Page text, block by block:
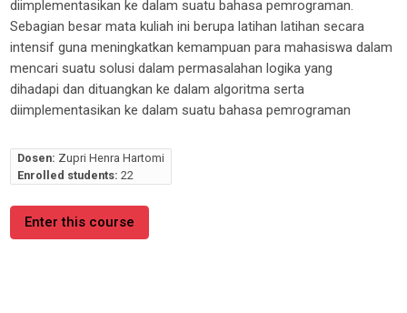
diimplementasikan ke dalam suatu bahasa pemrograman.
Sebagian besar mata kuliah ini berupa latihan latihan secara
intensif guna meningkatkan kemampuan para mahasiswa dalam
mencari suatu solusi dalam permasalahan logika yang
dihadapi dan dituangkan ke dalam algoritma serta
diimplementasikan ke dalam suatu bahasa pemrograman
Dosen: Zupri Henra Hartomi
Enrolled students: 22
Enter this course